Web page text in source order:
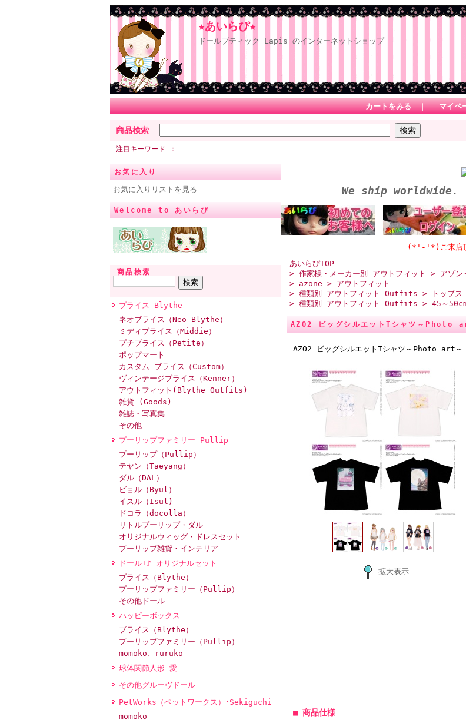
★あいらぴ★
ドールブティック Lapis のインターネットショップ
カートをみる ｜ マイペ
商品検索
注目キーワード
お気に入り
お気に入りリストを見る
Welcome to あいらぴ
商品検索
ブライス Blythe
ネオブライス（Neo Blythe）
ミディブライス（Middie）
プチブライス（Petite）
ポップマート
カスタム ブライス（Custom）
ヴィンテージブライス（Kenner）
アウトフィット(Blythe Outfits)
雑貨 (Goods)
雑誌・写真集
その他
プーリップファミリー Pullip
プーリップ（Pullip）
テヤン（Taeyang）
ダル（DAL）
ビョル（Byul）
イスル（Isul)
ドコラ（docolla）
リトルプーリップ・ダル
オリジナルウィッグ・ドレスセット
プーリップ雑貨・インテリア
ドール+♪ オリジナルセット
ブライス（Blythe）
プーリップファミリー（Pullip）
その他ドール
ハッピーボックス
ブライス（Blythe）
プーリップファミリー（Pullip）
momoko、ruruko
球体関節人形 愛
その他グルーヴドール
PetWorks（ペットワークス）･Sekiguchi
momoko
We ship worldwide.
(*'-'*)ご来店頂き誠にあり
あいらぴTOP
> 作家様・メーカー別 アウトフィット > アゾン
> azone > アウトフィット
> 種類別 アウトフィット Outfits >
トップス
> 種類別 アウトフィット Outfits > 45～
AZO2 ビッグシルエットTシャツ～Photo
AZO2 ビッグシルエットTシャツ～Photo art～
拡大表示
■ 商品仕様